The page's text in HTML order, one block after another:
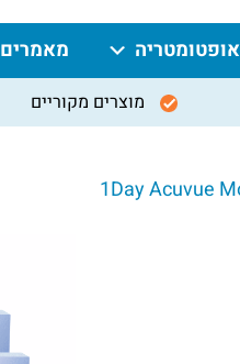
מאמרים
מוצרים מקוריים